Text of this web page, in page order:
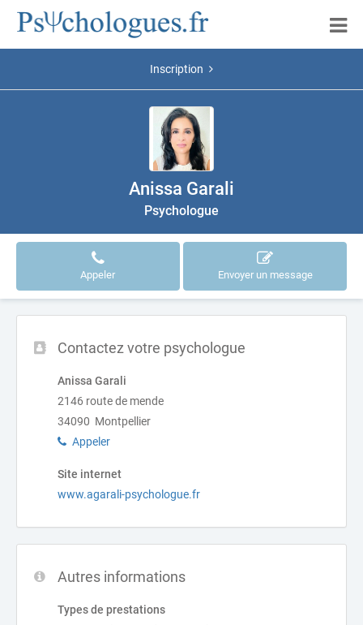
Inscription
Anissa Garali
Psychologue
Appeler Envoyer un message
Contactez votre psychologue
Anissa Garali
2146 route de mende
34090 Montpellier
Appeler
Site internet
www.agarali-psychologue.fr
Autres informations
Types de prestations